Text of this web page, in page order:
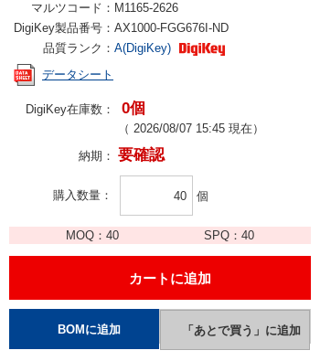
マルツコード： M1165-2626
DigiKey製品番号： AX1000-FGG676I-ND
品質ランク： A(DigiKey)
データシート
DigiKey在庫数： 0個
（ 2026/08/07 15:45 現在）
納期： 要確認
購入数量 個
MOQ： 40 SPQ：40